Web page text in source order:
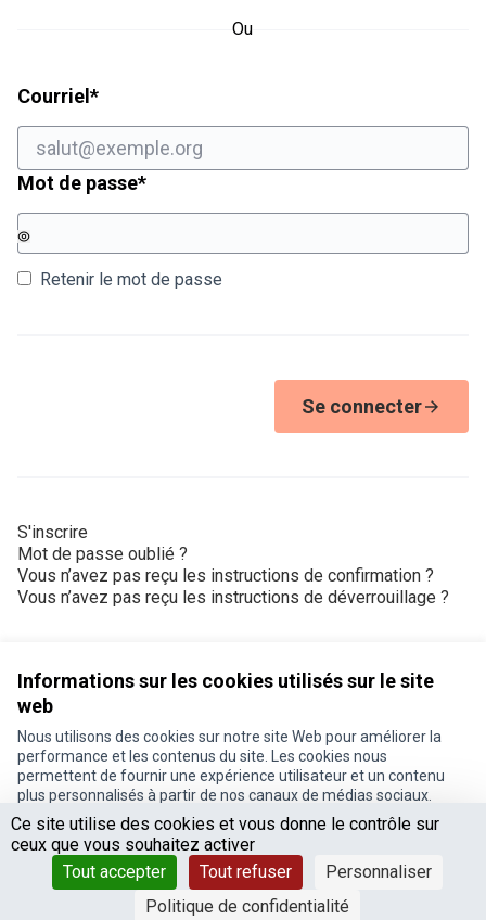
Ce site utilise des cookies et vous donne le contrôle sur
ceux que vous souhaitez activer
Tout accepter
Tout refuser
Personnaliser
Politique de confidentialité
Informations sur les cookies utilisés sur le site
web
Nous utilisons des cookies sur notre site Web pour améliorer la
performance et les contenus du site. Les cookies nous
permettent de fournir une expérience utilisateur et un contenu
plus personnalisés à partir de nos canaux de médias sociaux.
Tout accepter
Accepter seulement les cookies essentiels
Paramètres
Ou
Courriel *Champ obligatoire
Mot de passe*Champ obligatoire
Retenir le mot de passe
Se connecter
S'inscrire
Mot de passe oublié ?
Vous n’avez pas reçu les instructions de confirmation ?
Vous n’avez pas reçu les instructions de déverrouillage ?
Conditions d'utilisation
Paramètres des cookies
Je participe ! sur X
(Lien externe)
Je participe ! sur Facebook
(Lien externe)
Je participe ! sur Instagram
(Lien externe)
(Lien externe) logiciel libre Decidim
(Lien externe)
.
Licence
(Lien